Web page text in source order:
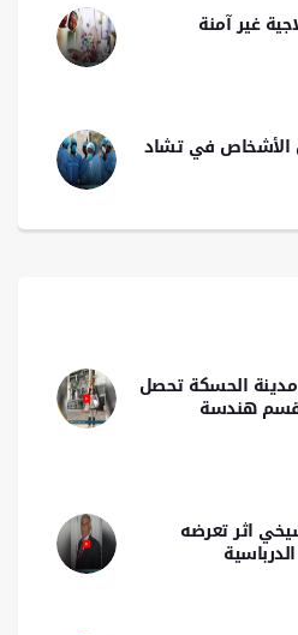
غير آمنة
الأشخاص في تشاد
مدينة الحسكة تحصل
قسم هندسة
اثر تعرضه